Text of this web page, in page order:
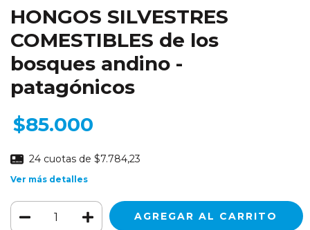
HONGOS SILVESTRES
COMESTIBLES de los
bosques andino -
patagónicos
$85.000
24 cuotas de $7.784,23
Ver más detalles